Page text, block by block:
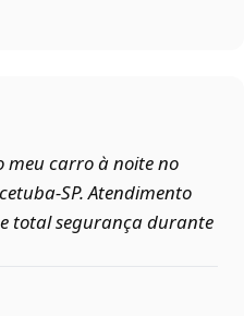
meu carro à noite no
Atendimento
total segurança durante